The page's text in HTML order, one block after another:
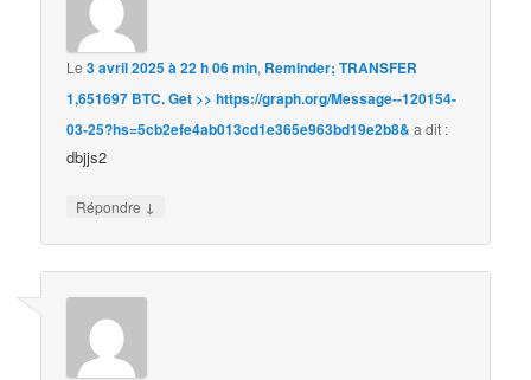
Le3 avril 2025 à 22 h 06 min, Reminder; TRANSFER
1,651697 BTC. Get >> https://graph.org/Message--120154-
03-25?hs=5cb2efe4ab013cd1e365e963bd19e2b8& a dit :
dbjjs2
Répondre ↓